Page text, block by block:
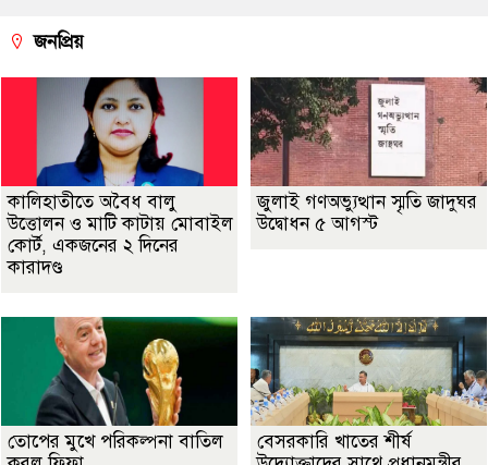
জনপ্রিয়
কালিহাতীতে অবৈধ বালু
উত্তোলন ও মাটি কাটায় মোবাইল
কোর্ট, একজনের ২ দিনের
কারাদণ্ড
জুলাই গণঅভ্যুত্থান স্মৃতি জাদুঘর
উদ্বোধন ৫ আগস্ট
তোপের মুখে পরিকল্পনা বাতিল
বেসরকারি খাতের শীর্ষ